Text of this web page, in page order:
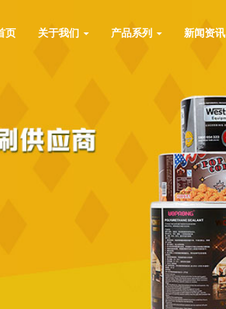
页 关于我们 产品系列 新闻资讯